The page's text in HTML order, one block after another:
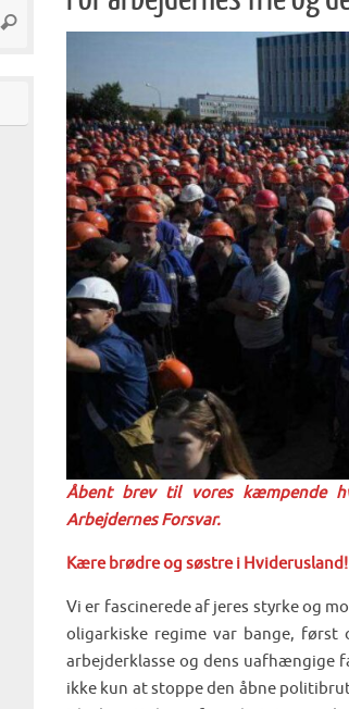
Åbent brev til vores kæmpende
Arbejdernes Forsvar.
Kære brødre og søstre i Hviderusland!
Vi er fascinerede af jeres styrke og
oligarkiske regime var bange,
arbejderklasse og dens uafhængige
ikke kun at stoppe den åbne
Search
Search